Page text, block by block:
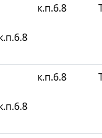
к.п.6.8
к.п.6.8